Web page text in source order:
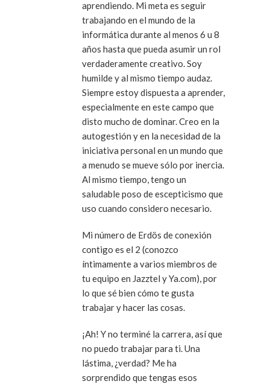
aprendiendo. Mi meta es seguir
trabajando en el mundo de la
informática durante al menos 6 u 8
años hasta que pueda asumir un rol
verdaderamente creativo. Soy
humilde y al mismo tiempo audaz.
Siempre estoy dispuesta a aprender,
especialmente en este campo que
disto mucho de dominar. Creo en la
autogestión y en la necesidad de la
iniciativa personal en un mundo que
a menudo se mueve sólo por inercia.
Al mismo tiempo, tengo un
saludable poso de escepticismo que
uso cuando considero necesario.
Mi número de Erdös de conexión
contigo es el 2 (conozco
íntimamente a varios miembros de
tu equipo en Jazztel y Ya.com), por
lo que sé bien cómo te gusta
trabajar y hacer las cosas.
¡Ah! Y no terminé la carrera, así que
no puedo trabajar para ti. Una
lástima, ¿verdad? Me ha
sorprendido que tengas esos